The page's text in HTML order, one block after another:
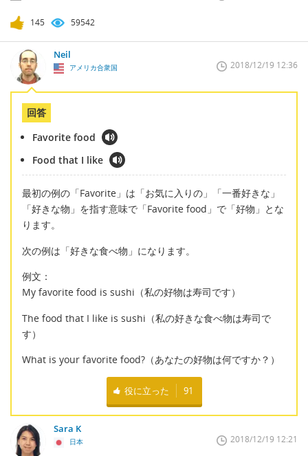
145 59542
Neil
アメリカ合衆国 2018/12/19 12:36
回答
Favorite food
Food that I like
最初の例の「Favorite」は「お気に入りの」「一番好きな」
「好きな物」を指す意味で「Favorite food」で「好物」とな
ります。
次の例は「好きな食べ物」になります。
例文：
My favorite food is sushi（私の好物は寿司です）
The food that I like is sushi（私の好きな食べ物は寿司で
す）
What is your favorite food?（あなたの好物は何ですか？）
役に立った 91
Sara K
日本 2018/12/19 12:21